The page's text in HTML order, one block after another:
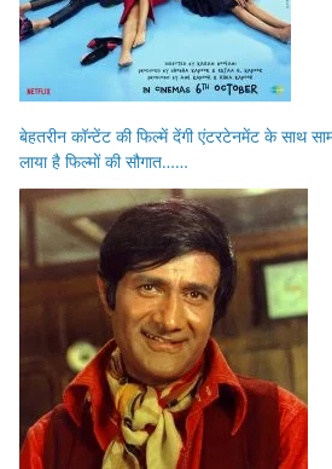
बेहतरीन कॉन्टेंट की फिल्में देंगी एंटरटेनमेंट के साथ
लाया है फिल्मों की सौगात……